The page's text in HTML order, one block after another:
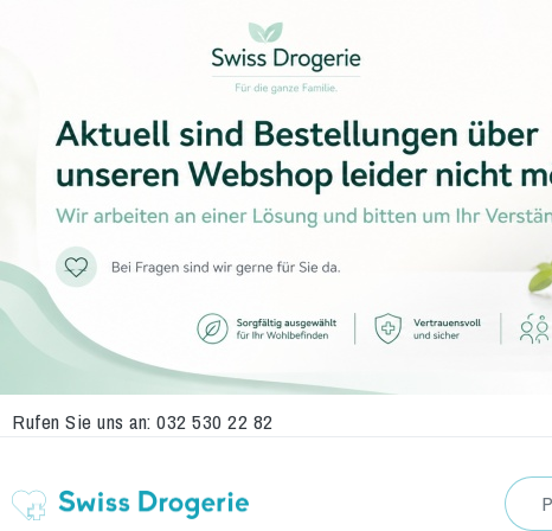
Rufen Sie uns an: 032 530 22 82